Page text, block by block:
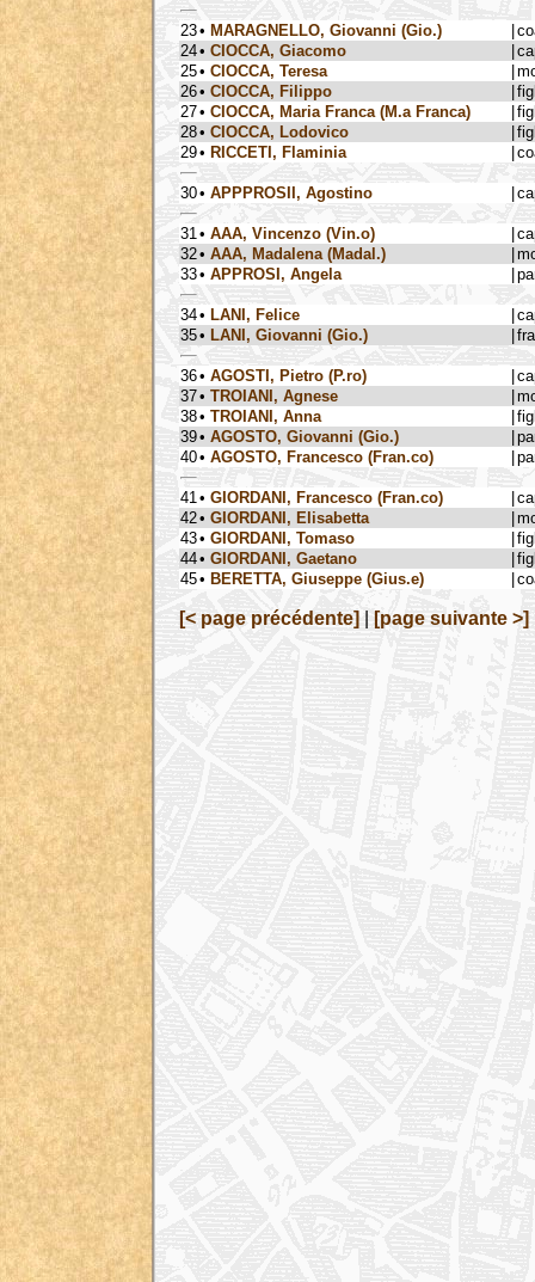
23• MARAGNELLO, Giovanni (Gio.)
24• CIOCCA, Giacomo
25• CIOCCA, Teresa
26• CIOCCA, Filippo
27• CIOCCA, Maria Franca (M.a Franca)
28• CIOCCA, Lodovico
29• RICCETI, Flaminia
30• APPPROSII, Agostino
31 • AAA, Vincenzo (Vin.o)
32• AAA, Madalena (Madal.)
33• APPROSI, Angela
34• LANI, Felice
35• LANI, Giovanni (Gio.)
36• AGOSTI, Pietro (P.ro)
37• TROIANI, Agnese
38• TROIANI, Anna
39• AGOSTO, Giovanni (Gio.)
40• AGOSTO, Francesco (Fran.co)
41 • GIORDANI, Francesco (Fran.co)
42• GIORDANI, Elisabetta
43• GIORDANI, Tomaso
44• GIORDANI, Gaetano
45• BERETTA, Giuseppe (Gius.e)
[< page précédente] [page suivante >]